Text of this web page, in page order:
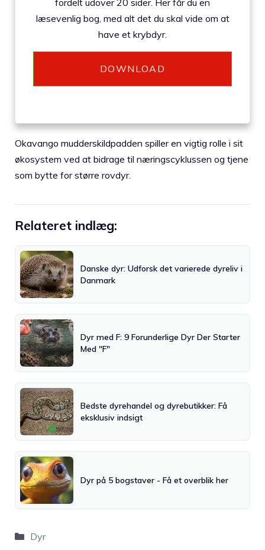
fordelt udover 20 sider. Her får du en
læsevenlig bog, med alt det du skal vide om at
have et krybdyr.
DOWNLOAD
Okavango mudderskildpadden spiller en vigtig rolle i sit
økosystem ved at bidrage til næringscyklussen og tjene
som bytte for større rovdyr.
Relateret indlæg:
Danske dyr: Udforsk det varierede dyreliv i
Danmark
Dyr med F: 9 Forunderlige Dyr Der Starter
Med "F"
Bedste dyrehandel og dyrebutikker: Få
eksklusiv indsigt
Dyr på 5 bogstaver - Få et overblik her
Kategorier
Dyr